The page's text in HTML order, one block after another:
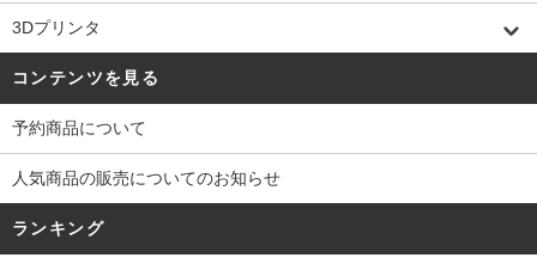
3Dプリンタ
コンテンツを見る
予約商品について
人気商品の販売についてのお知らせ
ランキング